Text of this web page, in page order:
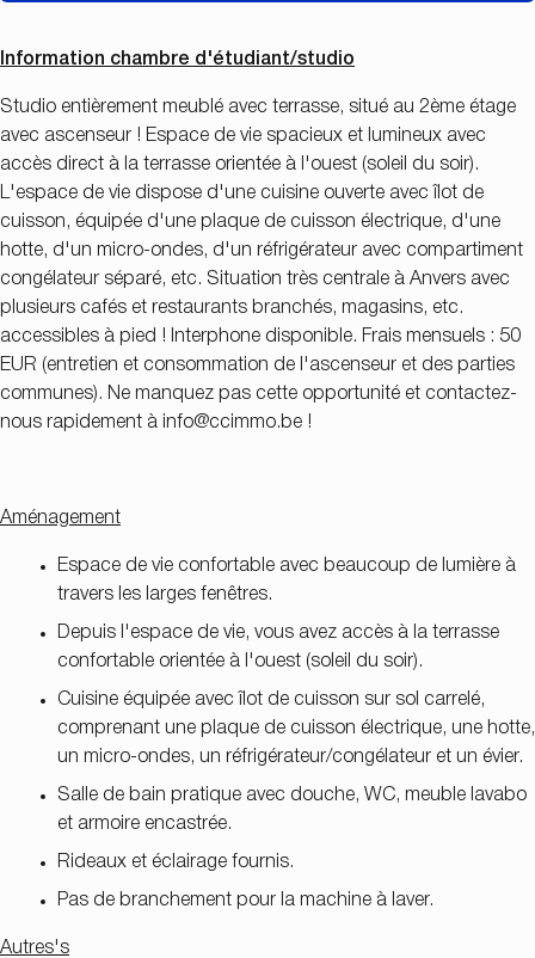
Information chambre d'étudiant/studio
Studio entièrement meublé avec terrasse, situé au 2ème étage
avec ascenseur ! Espace de vie spacieux et lumineux avec
accès direct à la terrasse orientée à l'ouest (soleil du soir).
L'espace de vie dispose d'une cuisine ouverte avec îlot de
cuisson, équipée d'une plaque de cuisson électrique, d'une
hotte, d'un micro-ondes, d'un réfrigérateur avec compartiment
congélateur séparé, etc. Situation très centrale à Anvers avec
plusieurs cafés et restaurants branchés, magasins, etc.
accessibles à pied ! Interphone disponible. Frais mensuels : 50
EUR (entretien et consommation de l'ascenseur et des parties
communes). Ne manquez pas cette opportunité et contactez-
nous rapidement à info@ccimmo.be !
Aménagement
Espace de vie confortable avec beaucoup de lumière à
travers les larges fenêtres.
Depuis l'espace de vie, vous avez accès à la terrasse
confortable orientée à l'ouest (soleil du soir).
Cuisine équipée avec îlot de cuisson sur sol carrelé,
comprenant une plaque de cuisson électrique, une hotte,
un micro-ondes, un réfrigérateur/congélateur et un évier.
Salle de bain pratique avec douche, WC, meuble lavabo
et armoire encastrée.
Rideaux et éclairage fournis.
Pas de branchement pour la machine à laver.
Autres's